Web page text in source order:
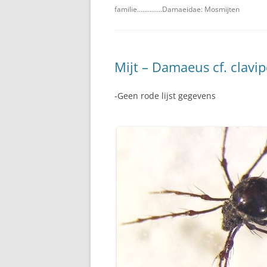
familie…………..Damaeidae: Mosmijten
Mijt – Damaeus cf.
-Geen rode lijst gegevens